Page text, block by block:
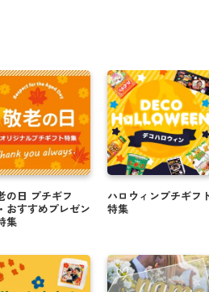
の日 プチギフ
おすすめプレゼン
集
ハロウィンプチギフ
特集